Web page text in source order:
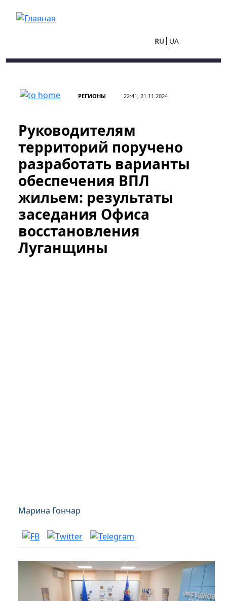
RU UA
РЕГИОНЫ 22:41, 21.11.2024
Руководителям
территорий поручено
разработать варианты
обеспечения ВПЛ
жильем: результаты
заседания Офиса
восстановления
Луганщины
Марина Гончар